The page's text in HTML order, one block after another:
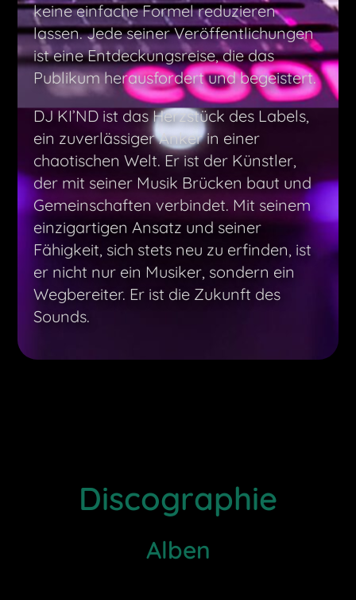
keine einfache Formel reduzieren
lassen. Jede seiner Veröffentlichungen
ist eine Entdeckungsreise, die das
Publikum herausfordert und begeistert.
DJ KI’ND ist das Herzstück des Labels,
ein zuverlässiger Anker in einer
chaotischen Welt. Er ist der Künstler,
der mit seiner Musik Brücken baut und
Gemeinschaften verbindet. Mit seinem
einzigartigen Ansatz und seiner
Fähigkeit, sich stets neu zu erfinden, ist
er nicht nur ein Musiker, sondern ein
Wegbereiter. Er ist die Zukunft des
Sounds.
Discographie
Alben